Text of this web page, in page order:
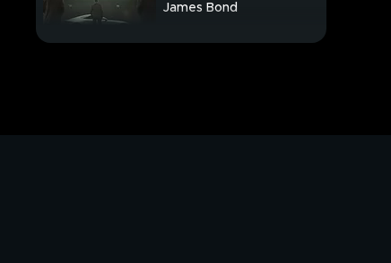
James Bond